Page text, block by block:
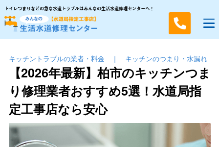
トイレつまりなどの急な水道トラブルはみんなの生活水道修理センターへ！
キッチントラブルの業者・料金 ｜ キッチンのつまり・⽔漏れ
【2026年最新】柏市のキッチンつま
り修理業者おすすめ5選！水道局指
定工事店なら安心